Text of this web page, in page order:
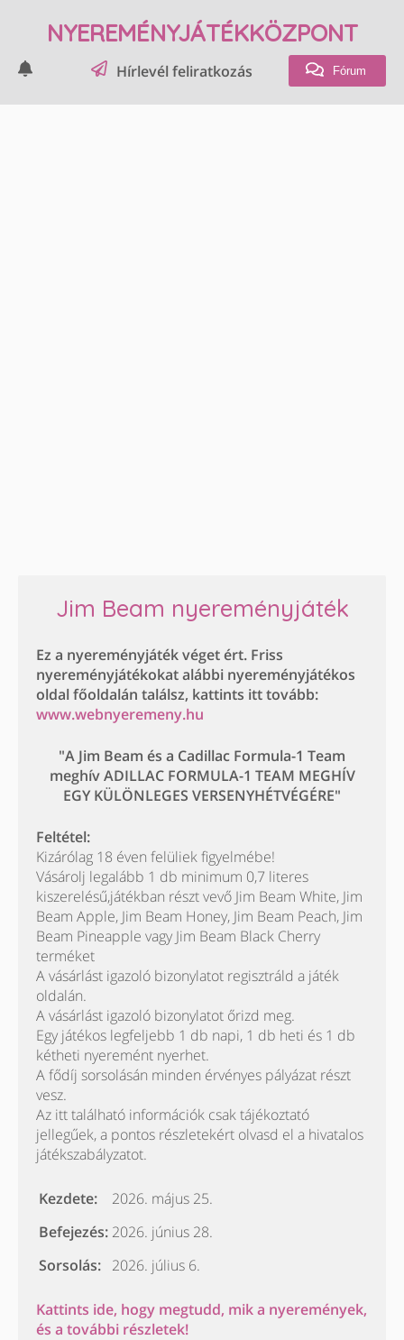
NYEREMÉNYJÁTÉKKÖZPONT
Hírlevél feliratkozás Fórum
Jim Beam nyereményjáték
Ez a nyereményjáték véget ért. Friss
nyereményjátékokat alábbi nyereményjátékos
oldal főoldalán találsz, kattints itt tovább:
www.webnyeremeny.hu
"A Jim Beam és a Cadillac Formula-1 Team
meghív ADILLAC FORMULA-1 TEAM MEGHÍV
EGY KÜLÖNLEGES VERSENYHÉTVÉGÉRE"
Feltétel:
Kizárólag 18 éven felüliek figyelmébe!
Vásárolj legalább 1 db minimum 0,7 literes
kiszerelésű,játékban részt vevő Jim Beam White, Jim
Beam Apple, Jim Beam Honey, Jim Beam Peach, Jim
Beam Pineapple vagy Jim Beam Black Cherry
terméket
A vásárlást igazoló bizonylatot regisztráld a játék
oldalán.
A vásárlást igazoló bizonylatot őrizd meg.
Egy játékos legfeljebb 1 db napi, 1 db heti és 1 db
kétheti nyeremént nyerhet.
A fődíj sorsolásán minden érvényes pályázat részt
vesz.
Az itt található információk csak tájékoztató
jellegűek, a pontos részletekért olvasd el a hivatalos
játékszabályzatot.
Kezdete:
2026. május 25.
Befejezés: 2026. június 28.
Sorsolás: 2026. július 6.
Kattints ide, hogy megtudd, mik a nyeremények,
és a további részletek!